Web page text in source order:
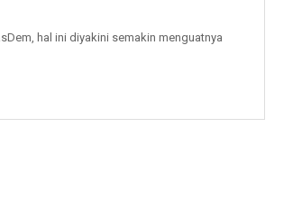
hal ini diyakini semakin menguatnya